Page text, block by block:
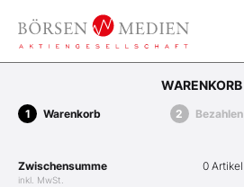
WARENKORB
Warenkorb Bezahlen
Zwischensumme
inkl. MwSt.
0 Artikel